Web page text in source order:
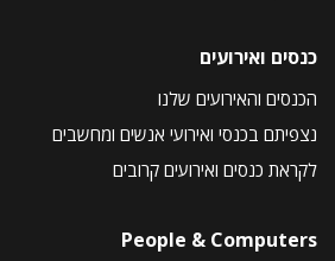
כנסים ואירועים
הכנסים והאירועים שלנו
נצפיתם בכנסי ואירועי אנשים ומחשבים
לקראת כנסים ואירועים קרובים
People & Computers